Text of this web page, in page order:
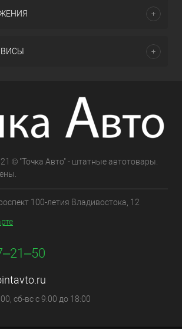
© "Точка Авто" - штатные автотовары.
100-летия Владивостока, 12
сб-вс с 9:00 до 18:00